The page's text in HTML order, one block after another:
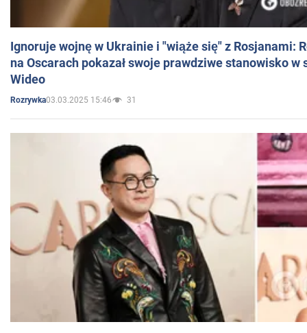
Ignoruje wojnę w Ukrainie i "wiąże się" z Rosjanami:
na Oscarach pokazał swoje prawdziwe stanowisko w
Wideo
Rozrywka03.03.2025 15:46 31